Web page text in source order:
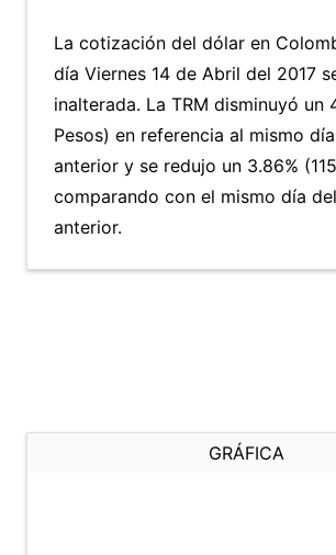
La cotización del dólar en
día Viernes 14 de Abril del 2017
inalterada. La TRM disminuyó un
Pesos) en referencia al mismo
anterior y se redujo un 3.86%
comparando con el mismo día
anterior.
GRÁFICA